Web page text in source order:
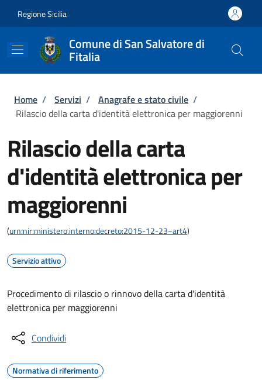
Regione Sicilia
Comune di San Salvatore di
Fitalia
Briciole di pane
Home / Servizi / Anagrafe e stato civile /
Rilascio della carta d'identità elettronica per maggiorenni
Rilascio della carta
d'identità elettronica per
maggiorenni
(urn:nir:ministero.interno:decreto:2015-12-23~art4)
Servizio attivo
Procedimento di rilascio o rinnovo della carta d'identità
elettronica per maggiorenni
Condividi
Normativa di riferimento